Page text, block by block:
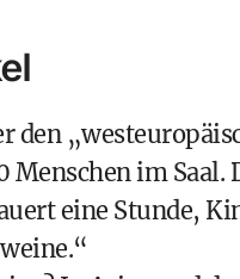
den
im Saal.
eine Stunde,